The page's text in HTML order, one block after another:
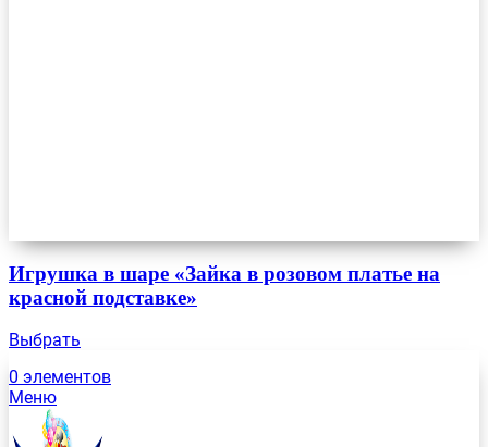
0 элементов
Меню
Игрушка в шаре «Зайка в розовом платье на
красной подставке»
Выбрать